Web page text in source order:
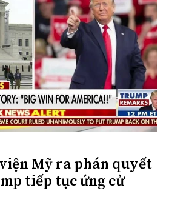
Mỹ ra phán quyết
tiếp tục ứng cử